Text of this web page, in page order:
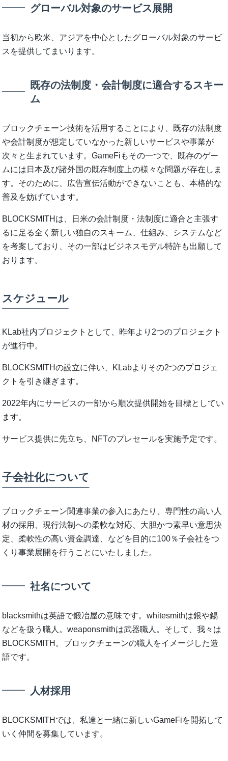
グローバル対象のサービス展開
当初から欧米、アジアを中心としたグローバル対象のサービ
スを提供してまいります。
既存の法制度・会計制度に適合するスキー
ム
ブロックチェーン技術を活用することにより、既存の法制度
や会計制度が想定していなかった新しいサービスや事業が
次々と生まれています。GameFiもその一つで、既存のゲー
ムには日本及び諸外国の既存制度上の様々な問題が存在しま
す。そのために、広告宣伝活動ができないことも、本格的な
普及を妨げています。
BLOCKSMITHは、日米の会計制度・法制度に適合と主張す
るに足る全く新しい独自のスキーム、仕組み、システムなど
を考案しており、その一部はビジネスモデル特許も出願して
おります。
スケジュール
KLab社内プロジェクトとして、昨年より2つのプロジェクト
が進行中。
BLOCKSMITHの設立に伴い、KLabよりその2つのプロジェ
クトを引き継ぎます。
2022年内にサービスの一部から順次提供開始を目標としてい
ます。
サービス提供に先立ち、NFTのプレセールを実施予定です。
子会社化について
ブロックチェーン関連事業の参入にあたり、専門性の高い人
材の採用、現行法制への柔軟な対応、大胆かつ素早い意思決
定、柔軟性の高い資金調達、などを目的に100％子会社をつ
くり事業展開を行うことにいたしました。
社名について
blacksmithは英語で鍛冶屋の意味です。whitesmithは銀や錫
などを扱う職人。weaponsmithは武器職人。そして、我々は
BLOCKSMITH。ブロックチェーンの職人をイメージした造
語です。
人材採用
BLOCKSMITHでは、私達と一緒に新しいGameFiを開拓して
いく仲間を募集しています。